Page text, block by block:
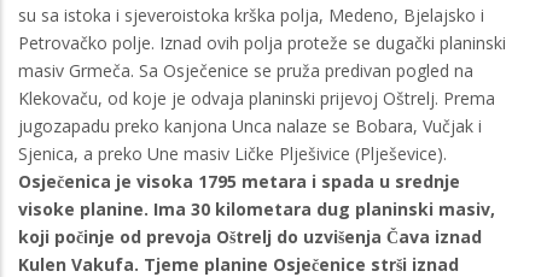
su sa istoka i sjeveroistoka krška polja, Medeno, Bjelajsko i
Petrovačko polje. Iznad ovih polja proteže se dugački planinski
masiv Grmeča. Sa Osječenice se pruža predivan pogled na
Klekovaču, od koje je odvaja planinski prijevoj Oštrelj. Prema
jugozapadu preko kanjona Unca nalaze se Bobara, Vučjak i
Sjenica, a preko Une masiv Ličke Plješivice (Plješevice).
Osječenica je visoka 1795 metara i spada u srednje
visoke planine. Ima 30 kilometara dug planinski masiv,
koji počinje od prevoja Oštrelj do uzvišenja Čava iznad
Kulen Vakufa. Tjeme planine Osječenice strši iznad